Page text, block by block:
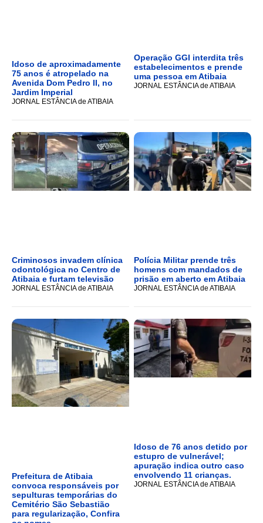
Idoso de aproximadamente
75 anos é atropelado na
Avenida Dom Pedro II, no
Jardim Imperial
JORNAL ESTÂNCIA de ATIBAIA
Operação GGI interdita três
estabelecimentos e prende
uma pessoa em Atibaia
JORNAL ESTÂNCIA de ATIBAIA
Criminosos invadem clínica
odontológica no Centro de
Atibaia e furtam televisão
JORNAL ESTÂNCIA de ATIBAIA
Polícia Militar prende três
homens com mandados de
prisão em aberto em Atibaia
JORNAL ESTÂNCIA de ATIBAIA
Prefeitura de Atibaia
convoca responsáveis por
sepulturas temporárias do
Cemitério São Sebastião
para regularização, Confira
Idoso de 76 anos detido por
estupro de vulnerável;
apuração indica outro caso
envolvendo 11 crianças.
JORNAL ESTÂNCIA de ATIBAIA